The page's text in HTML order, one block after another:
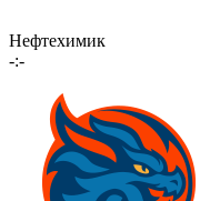
Нефтехимик
-:-